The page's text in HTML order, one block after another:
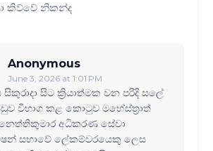
කිව්වේ නිකන්ද
Anonymous
June 3, 2026 at 1:01 PM
සිට ක්‍රියාත්මක වන පරිදි සලේ
විභාග කළ කොටුව මහේස්ත්‍රාත්
අධිකරණ සේවා
සභාවේ ලේකම්වරයෙකු ලෙස